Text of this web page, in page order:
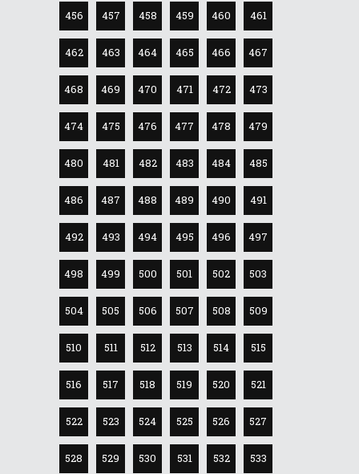
456 457 458 459 460 461
462 463 464 465 466 467
468 469 470 471 472 473
474 475 476 477 478 479
480 481 482 483 484 485
486 487 488 489 490 491
492 493 494 495 496 497
498 499 500 501 502 503
504 505 506 507 508 509
510 511 512 513 514 515
516 517 518 519 520 521
522 523 524 525 526 527
528 529 530 531 532 533